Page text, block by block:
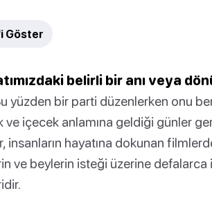
Göster
belirli bir anı veya
yüzden bir parti düzenlerken onu
ve içecek anlamına geldiği günler
insanların hayatına dokunan
ve beylerin isteği üzerine